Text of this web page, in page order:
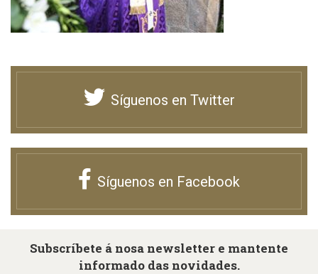
Síguenos en Twitter
Síguenos en Facebook
Subscríbete á nosa newsletter e mantente
informado das novidades.